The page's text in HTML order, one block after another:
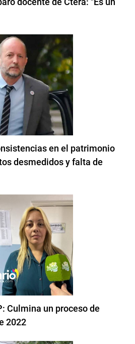
en el patrimonio
desmedidos y falta de
Culmina un proceso de
2022